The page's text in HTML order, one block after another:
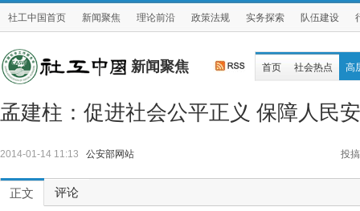
社工中国首页 新闻聚焦 理论前沿 政策法规 实务探索 队伍建设
新闻聚焦 首页 社会热点 高
孟建柱：促进社会公平正义 保障人民
2014-01-14 11:13 公安部网站 投搞
正文 评论